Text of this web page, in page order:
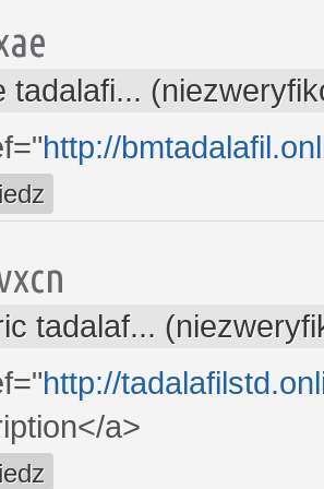
tadalafi...
http://
tadalaf...
http://
a>